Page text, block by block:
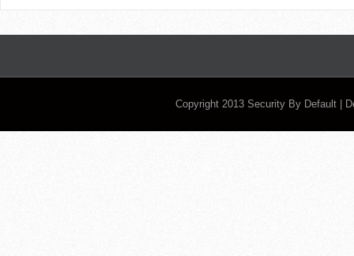
Copyright 2013 Security By Default |